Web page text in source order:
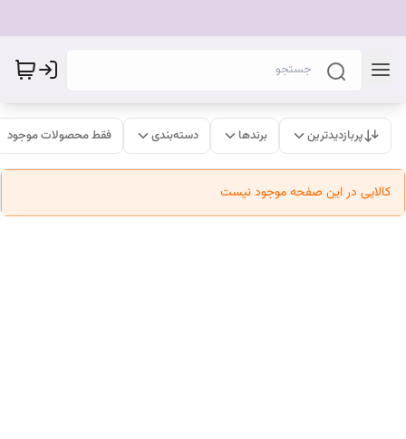
پربازدیدترین برندها دسته‌بندی فقط محصولات موجود
کالایی در این صفحه موجود نیست